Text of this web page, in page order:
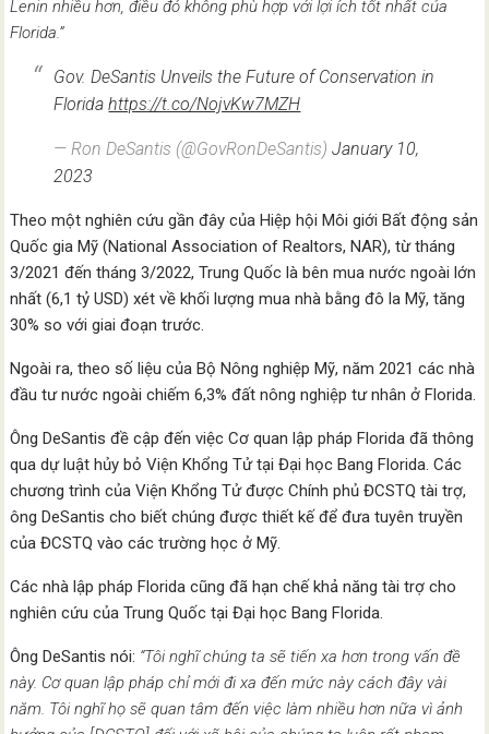
Lenin nhiều hơn, điều đó không phù hợp với lợi ích tốt nhất của
Florida.”
Gov. DeSantis Unveils the Future of Conservation in
Floridahttps://t.co/NojvKw7MZH
— Ron DeSantis (@GovRonDeSantis)January 10,
2023
Theo một nghiên cứu gần đây của Hiệp hội Môi giới Bất động sản
Quốc gia Mỹ (National Association of Realtors, NAR), từ tháng
3/2021 đến tháng 3/2022, Trung Quốc là bên mua nước ngoài lớn
nhất (6,1 tỷ USD) xét về khối lượng mua nhà bằng đô la Mỹ, tăng
30% so với giai đoạn trước.
Ngoài ra, theo số liệu của Bộ Nông nghiệp Mỹ, năm 2021 các nhà
đầu tư nước ngoài chiếm 6,3% đất nông nghiệp tư nhân ở Florida.
Ông DeSantis đề cập đến việc Cơ quan lập pháp Florida đã thông
qua dự luật hủy bỏ Viện Khổng Tử tại Đại học Bang Florida. Các
chương trình của Viện Khổng Tử được Chính phủ ĐCSTQ tài trợ,
ông DeSantis cho biết chúng được thiết kế để đưa tuyên truyền
của ĐCSTQ vào các trường học ở Mỹ.
Các nhà lập pháp Florida cũng đã hạn chế khả năng tài trợ cho
nghiên cứu của Trung Quốc tại Đại học Bang Florida.
Ông DeSantis nói: “Tôi nghĩ chúng ta sẽ tiến xa hơn trong vấn đề
này. Cơ quan lập pháp chỉ mới đi xa đến mức này cách đây vài
năm. Tôi nghĩ họ sẽ quan tâm đến việc làm nhiều hơn nữa vì ảnh